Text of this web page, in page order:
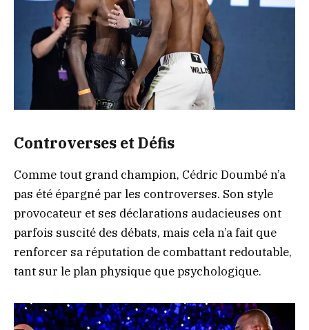
Controverses et Défis
Comme tout grand champion, Cédric Doumbé n’a
pas été épargné par les controverses. Son style
provocateur et ses déclarations audacieuses ont
parfois suscité des débats, mais cela n’a fait que
renforcer sa réputation de combattant redoutable,
tant sur le plan physique que psychologique.